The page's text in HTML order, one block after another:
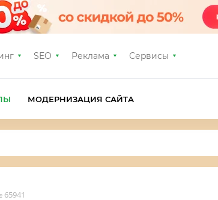
SEO Реклама Сервисы
МОДЕРНИЗАЦИЯ САЙТА
65941